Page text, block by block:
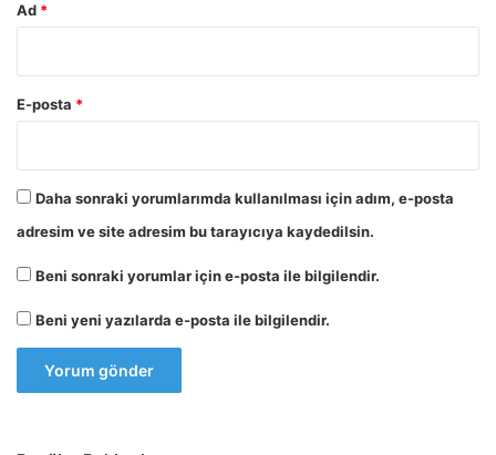
Ad *
E-posta *
Daha sonraki yorumlarımda kullanılması için adım, e-posta
adresim ve site adresim bu tarayıcıya kaydedilsin.
Beni sonraki yorumlar için e-posta ile bilgilendir.
Beni yeni yazılarda e-posta ile bilgilendir.